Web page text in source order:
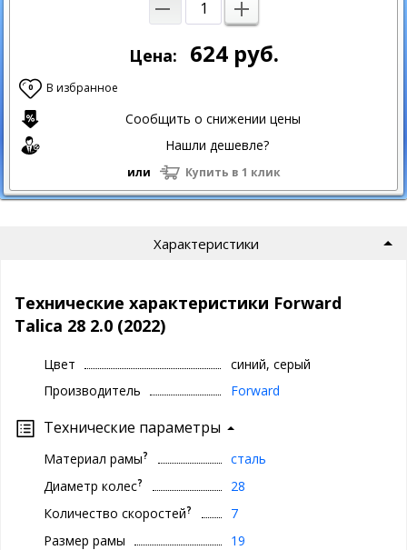
Цена: 624руб.
0 В избранное
Сообщить о снижении цены
Нашли дешевле?
или Купить в 1 клик
Характеристики
Технические характеристики Forward
Talica 28 2.0 (2022)
Цвет
синий, серый
Производитель
Forward
Технические параметры
Материал рамы?
сталь
Диаметр колес?
28
Количество скоростей?
7
Размер рамы
19